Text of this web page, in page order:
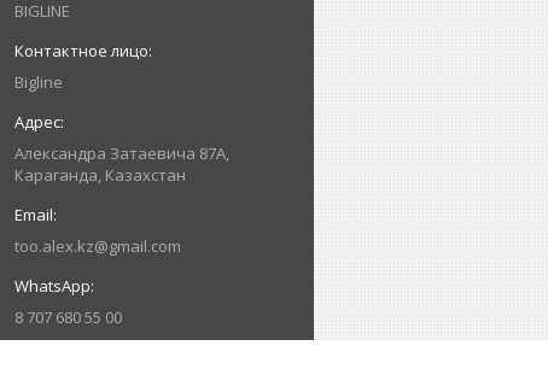
BIGLINE
Bigline
Александра Затаевича 87А,
Караганда, Казахстан
too.alex.kz@gmail.com
8 707 680 55 00